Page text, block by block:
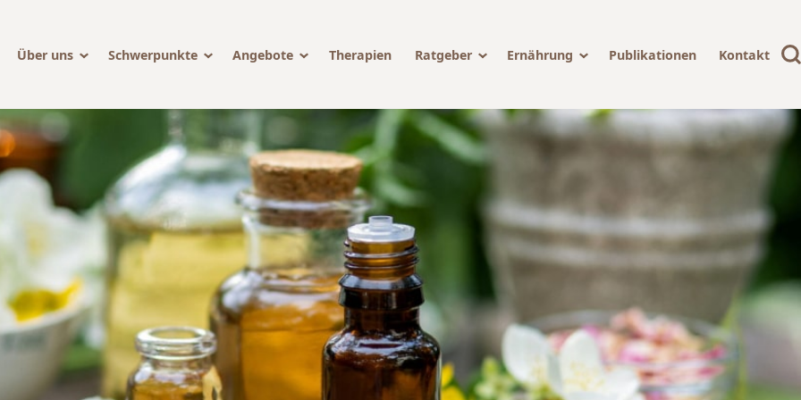
Über uns Schwerpunkte Angebote Therapien Ratgeber Ernährung Publikationen Kontakt